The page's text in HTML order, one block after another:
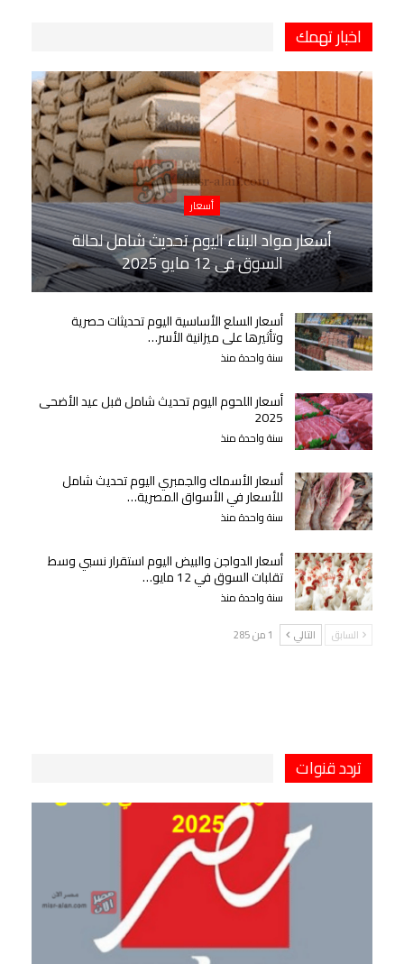
اخبار تهمك
أسعار
أسعار مواد البناء اليوم تحديث شامل لحالة
السوق في 12 مايو 2025
أسعار السلع الأساسية اليوم تحديثات حصرية
وتأثيرها على ميزانية الأسر…
سنة واحدة منذ
أسعار اللحوم اليوم تحديث شامل قبل عيد الأضحى
2025
سنة واحدة منذ
أسعار الأسماك والجمبري اليوم تحديث شامل
للأسعار في الأسواق المصرية…
سنة واحدة منذ
أسعار الدواجن والبيض اليوم استقرار نسبي وسط
تقلبات السوق في 12 مايو…
سنة واحدة منذ
السابق التالي 1 من 285
تردد قنوات